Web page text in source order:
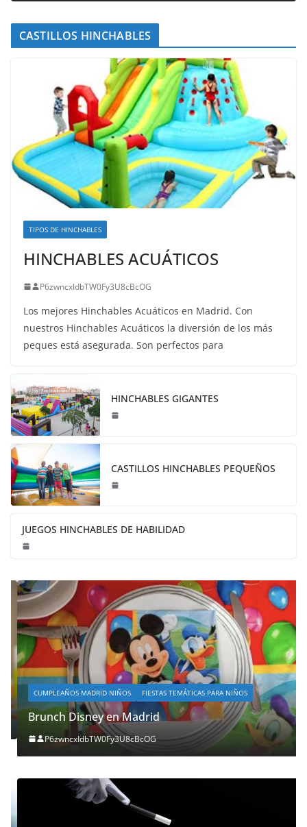
CASTILLOS HINCHABLES
TIPOS DE HINCHABLES
HINCHABLES ACUÁTICOS
P6zwncxIdbTW0Fy3U8cBcOG
Los mejores Hinchables Acuáticos en Madrid. Con
nuestros Hinchables Acuáticos la diversión de los más
peques está asegurada. Son perfectos para
HINCHABLES GIGANTES
CASTILLOS HINCHABLES PEQUEÑOS
JUEGOS HINCHABLES DE HABILIDAD
CUMPLEAÑOS MADRID NIÑOS FIESTAS TEMÁTICAS PARA NIÑOS
Brunch Disney en Madrid
P6zwncxIdbTW0Fy3U8cBcOG